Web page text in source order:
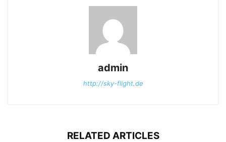
admin
http://sky-flight.de
RELATED ARTICLES